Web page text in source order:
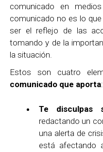
comunicado en
comunicado no es lo
ser el reflejo de las
tomando y de la
la situación.
Estos son cuatro
comunicado que aporta:
Te disculpas
redactando un
una alerta de
está afectando